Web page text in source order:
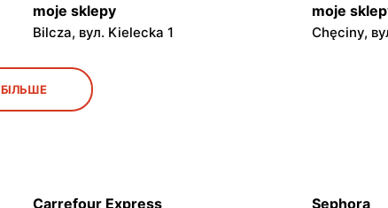
moje sklepy
Bilcza, вул. Kielecka 1
moje
Chęciny,
moje sklepy
Gorzyce, вул. Szkolna 44
БІЛЬШЕ
Carrefour Express Sephora